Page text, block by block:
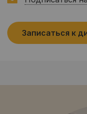
Записаться к